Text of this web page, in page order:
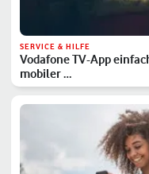
SERVICE & HILFE
Vodafone TV-App
mobiler …